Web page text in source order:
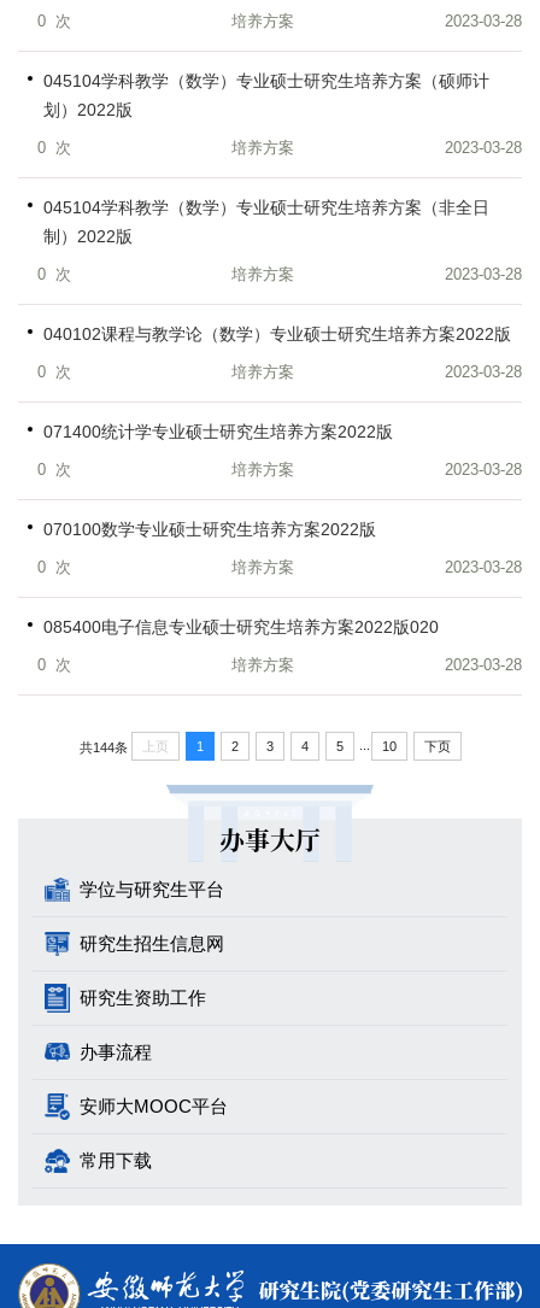
0 次 培养方案 2023-03-28
045104学科教学（数学）专业硕士研究生培养方案（硕师计
划）2022版
0 次 培养方案 2023-03-28
045104学科教学（数学）专业硕士研究生培养方案（非全日
制）2022版
0 次 培养方案 2023-03-28
040102课程与教学论（数学）专业硕士研究生培养方案2022版
0 次 培养方案 2023-03-28
071400统计学专业硕士研究生培养方案2022版
0 次 培养方案 2023-03-28
070100数学专业硕士研究生培养方案2022版
0 次 培养方案 2023-03-28
085400电子信息专业硕士研究生培养方案2022版020
0 次 培养方案 2023-03-28
共144条 上页 1 2 3 4 5 ... 10 下页
办事大厅
学位与研究生平台
研究生招生信息网
研究生资助工作
办事流程
安师大MOOC平台
常用下载